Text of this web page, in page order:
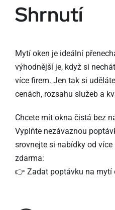
Shrnutí
Mytí oken je ideální
výhodnější je, když si
více firem. Jen tak si
cenách, rozsahu služeb a
Chcete mít okna čistá bez
Vyplňte nezávaznou
srovnejte si nabídky od
zdarma:
👉 Zadat poptávku na mytí